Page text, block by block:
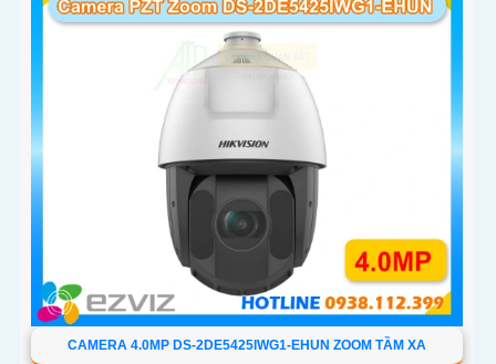
CAMERA 4.0MP DS-2DE5425IWG1-EHUN ZOOM TẦM XA